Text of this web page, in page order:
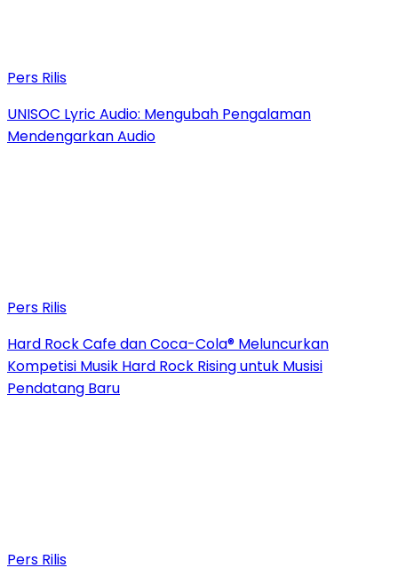
Pers Rilis
UNISOC Lyric Audio: Mengubah Pengalaman
Mendengarkan Audio
Pers Rilis
Hard Rock Cafe dan Coca-Cola® Meluncurkan
Kompetisi Musik Hard Rock Rising untuk Musisi
Pendatang Baru
Pers Rilis